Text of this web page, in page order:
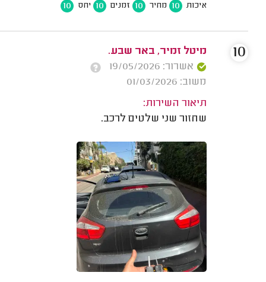
איכות 10 מחיר 10 זמנים 10 יחס 10
מיטל זמיר, באר שבע.
אשרור: 19/05/2026
משוב: 01/03/2026
תיאור השירות:
שחזור שני שלטים לרכב.
10